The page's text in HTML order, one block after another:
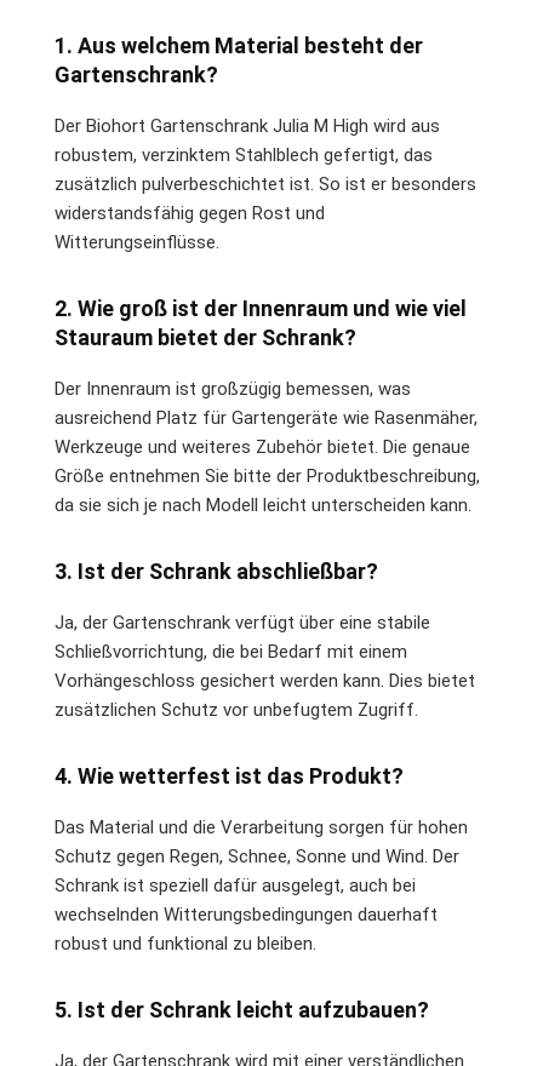
1. Aus welchem Material besteht der
Gartenschrank?
Der Biohort Gartenschrank Julia M High wird aus
robustem, verzinktem Stahlblech gefertigt, das
zusätzlich pulverbeschichtet ist. So ist er besonders
widerstandsfähig gegen Rost und
Witterungseinflüsse.
2. Wie groß ist der Innenraum und wie viel
Stauraum bietet der Schrank?
Der Innenraum ist großzügig bemessen, was
ausreichend Platz für Gartengeräte wie Rasenmäher,
Werkzeuge und weiteres Zubehör bietet. Die genaue
Größe entnehmen Sie bitte der Produktbeschreibung,
da sie sich je nach Modell leicht unterscheiden kann.
3. Ist der Schrank abschließbar?
Ja, der Gartenschrank verfügt über eine stabile
Schließvorrichtung, die bei Bedarf mit einem
Vorhängeschloss gesichert werden kann. Dies bietet
zusätzlichen Schutz vor unbefugtem Zugriff.
4. Wie wetterfest ist das Produkt?
Das Material und die Verarbeitung sorgen für hohen
Schutz gegen Regen, Schnee, Sonne und Wind. Der
Schrank ist speziell dafür ausgelegt, auch bei
wechselnden Witterungsbedingungen dauerhaft
robust und funktional zu bleiben.
5. Ist der Schrank leicht aufzubauen?
Ja, der Gartenschrank wird mit einer verständlichen